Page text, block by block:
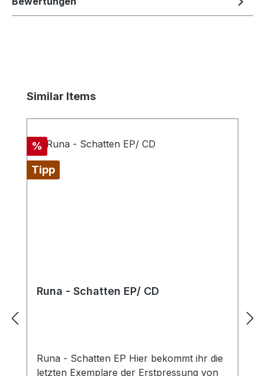
Produktgalerie überspringen
Similar Items
Rabatt
%
Tipp
Runa - Schatten EP/ CD
Runa - Schatten EP Hier bekommt ihr die
letzten Exemplare der Erstpressung von